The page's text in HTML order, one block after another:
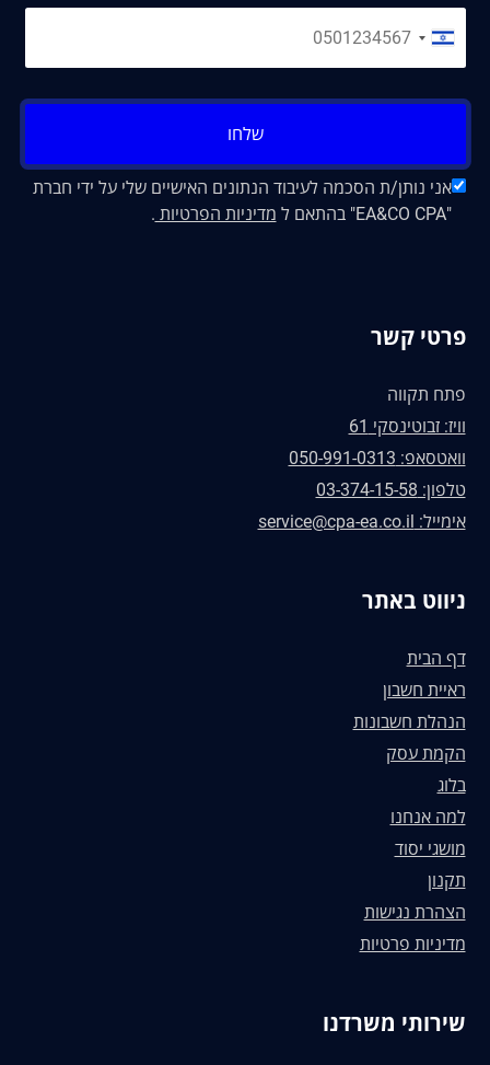
שלחו
אני נותן/ת הסכמה לעיבוד הנתונים האישיים שלי על ידי חברת
"EA&CO CPA" בהתאם ל
מדיניות הפרטיות .
פרטי קשר
פתח תקווה
וויז: זבוטינסקי 61
וואטסאפ: 050-991-0313
טלפון: 03-374-15-58
אימייל: service@cpa-ea.co.il
ניווט באתר
דף הבית
ראיית חשבון
הנהלת חשבונות
הקמת עסק
בלוג
למה אנחנו
מושגי יסוד
תקנון
הצהרת נגישות
מדיניות פרטיות
שירותי משרדנו